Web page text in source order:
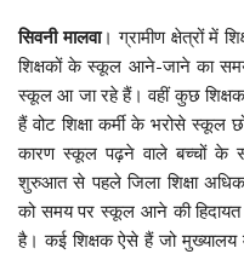
सिवनी मालवा। ग्रामीण क्षेत्रों में
शिक्षकों के स्कूल आने-जाने का समय
स्कूल आ जा रहे हैं। वहीं कुछ शिक्षक
हैं वोट शिक्षा कर्मी के भरोसे स्कूल
कारण स्कूल पढ़ने वाले बच्चों के
शुरुआत से पहले जिला शिक्षा
को समय पर स्कूल आने की हिदायत
है। कई शिक्षक ऐसे हैं जो